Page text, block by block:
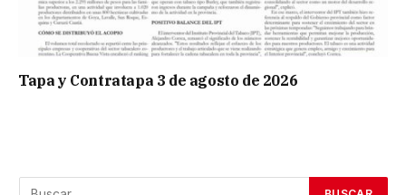
Tapa y Contratapa 3 de agosto de 2026